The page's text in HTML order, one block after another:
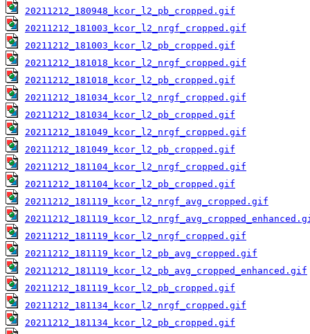
20211212_180948_kcor_l2_pb_cropped.gif
20211212_181003_kcor_l2_nrgf_cropped.gif
20211212_181003_kcor_l2_pb_cropped.gif
20211212_181018_kcor_l2_nrgf_cropped.gif
20211212_181018_kcor_l2_pb_cropped.gif
20211212_181034_kcor_l2_nrgf_cropped.gif
20211212_181034_kcor_l2_pb_cropped.gif
20211212_181049_kcor_l2_nrgf_cropped.gif
20211212_181049_kcor_l2_pb_cropped.gif
20211212_181104_kcor_l2_nrgf_cropped.gif
20211212_181104_kcor_l2_pb_cropped.gif
20211212_181119_kcor_l2_nrgf_avg_cropped.gif
20211212_181119_kcor_l2_nrgf_cropped.gif
20211212_181119_kcor_l2_pb_avg_cropped.gif
20211212_181119_kcor_l2_pb_avg_cropped_enhanced.gif
20211212_181119_kcor_l2_pb_cropped.gif
20211212_181134_kcor_l2_nrgf_cropped.gif
20211212_181134_kcor_l2_pb_cropped.gif